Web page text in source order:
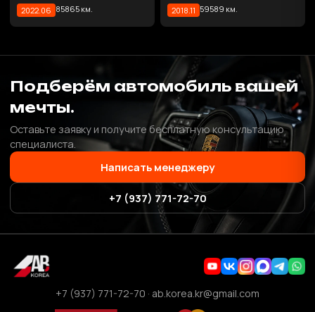
2022.06 85865 км. 2018.11 59589 км.
Подберём автомобиль вашей
мечты.
Оставьте заявку и получите бесплатную консультацию
специалиста.
Написать менеджеру
+7 (937) 771-72-70
+7 (937) 771-72-70 · ab.korea.kr@gmail.com